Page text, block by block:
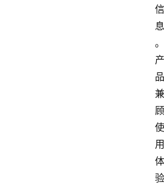
信
息
。
产
品
兼
顾
使
用
体
验